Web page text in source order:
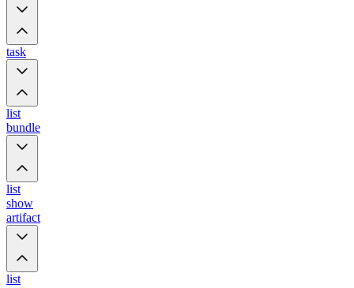
task
list
bundle
list
show
artifact
list